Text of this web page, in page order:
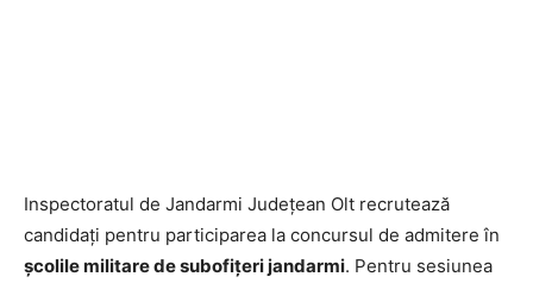
Inspectoratul de Jandarmi Județean Olt recrutează
candidați pentru participarea la concursul de admitere în
școlile militare de subofițeri jandarmi. Pentru sesiunea